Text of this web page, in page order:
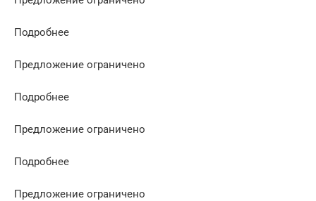
Подробнее
Предложение ограничено
Подробнее
Предложение ограничено
Подробнее
Предложение ограничено